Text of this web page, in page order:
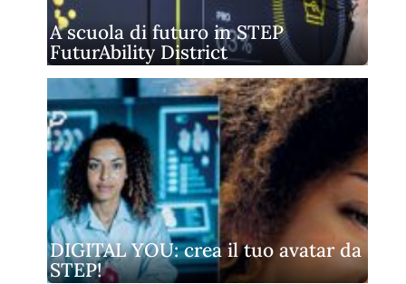
A scuola di futuro in STEP
FuturAbility District
DIGITAL YOU: crea il tuo avatar da
STEP!